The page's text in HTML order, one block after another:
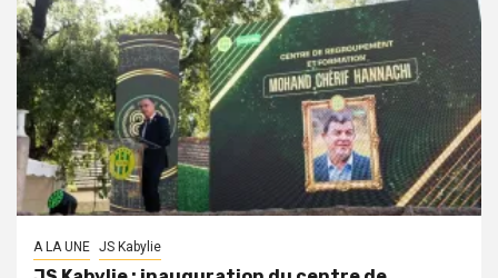
A LA UNE JS Kabylie